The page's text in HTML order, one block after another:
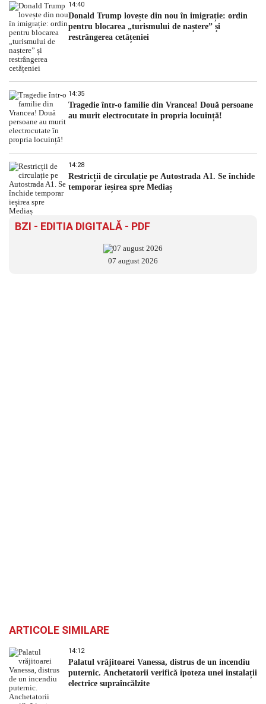
14:40
Donald Trump lovește din nou în imigrație: ordin
pentru blocarea „turismului de naștere” și
restrângerea cetățeniei
14:35
Tragedie într-o familie din Vrancea! Două persoane
au murit electrocutate în propria locuință!
14:28
Restricții de circulație pe Autostrada A1. Se închide
temporar ieșirea spre Mediaș
BZI - EDITIA DIGITALĂ - PDF
07 august 2026
ARTICOLE SIMILARE
14:12
Palatul vrăjitoarei Vanessa, distrus de un incendiu
puternic. Anchetatorii verifică ipoteza unei instalații
electrice supraîncălzite